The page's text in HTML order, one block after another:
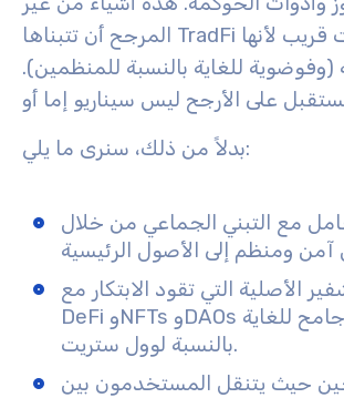
المرجح أن تتبناها TradFi في أي وقت قريب لأنها
(وفوضوية للغاية بالنسبة للمنظمين).
بدلاً من ذلك، سنرى ما يلي:
مع التبني الجماعي من خلال
الأصلية التي تقود الابتكار مع
DeFi وNFTs وDAOs وكل شيء جامح للغاية
بالنسبة لوول ستريت.
حيث يتنقل المستخدمون بين